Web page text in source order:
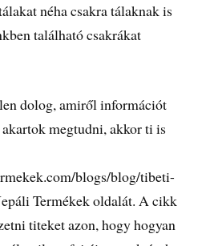
néha csakra tálaknak is
található csakrákat
dolog, amiről információt
megtudni, akkor ti is
blogs/blog/tibeti-
Termékek oldalát. A cikk
titeket azon, hogy hogyan